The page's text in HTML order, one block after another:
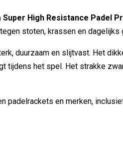
Super High Resistance Padel
stoten, krassen en
duurzaam en slijtvast. Het
tijdens het spel. Het strakke
padelrackets en merken,